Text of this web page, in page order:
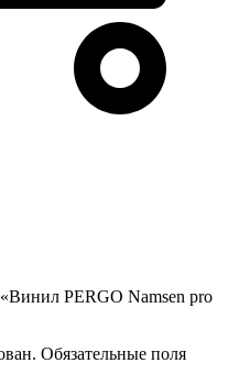
PERGO Namsen pro
Обязательные поля